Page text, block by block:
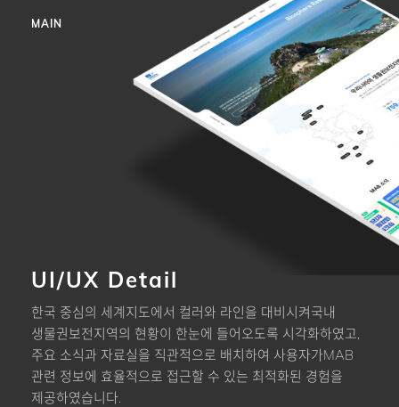
MAIN
UI/UX Detail
한국 중심의 세계지도에서 컬러와 라인을 대비시켜국내
생물권보전지역의 현황이 한눈에 들어오도록 시각화하였고,
주요 소식과 자료실을 직관적으로 배치하여 사용자가MAB
관련 정보에 효율적으로 접근할 수 있는 최적화된 경험을
제공하였습니다.